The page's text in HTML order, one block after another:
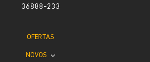
36888-233
OFERTAS
NOVOS